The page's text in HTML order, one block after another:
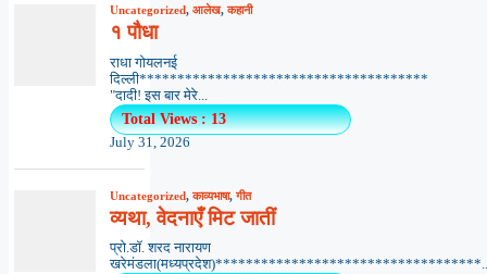
Uncategorized, आलेख,कहानी
१ पौधा
राधा गोयलनई
दिल्ली**************************************
"दादी! इस बार मेरे...
Total Views : 13
July 31, 2026
Uncategorized,काव्यभाषा,गीत
व्यथा, वेदनाएँ मिट जातीं
प्रो.डॉ. शरद नारायण